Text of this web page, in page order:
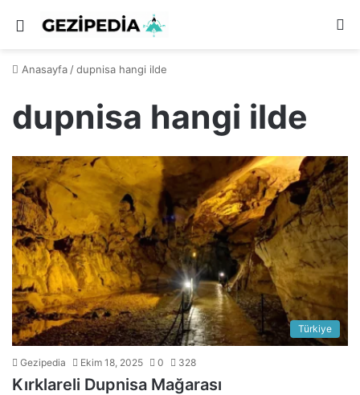
Menü
Anasayfa /dupnisa hangi ilde
dupnisa hangi ilde
Türkiye
Gezipedia Ekim 18, 2025 0 328
Kırklareli Dupnisa Mağarası